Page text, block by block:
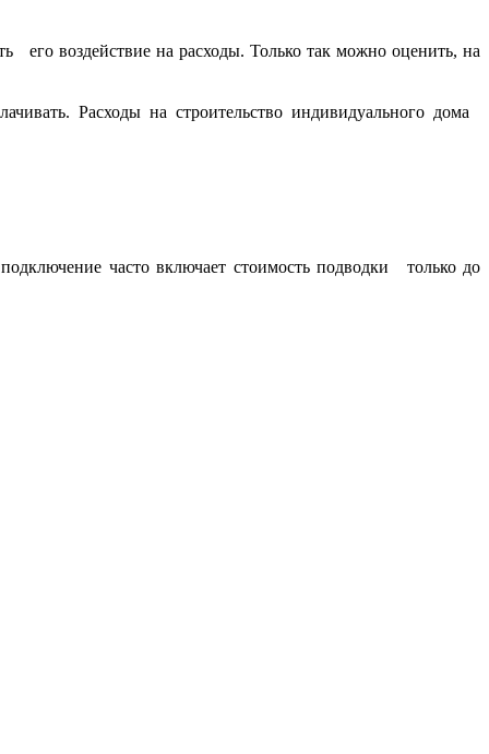
его воздействие на расходы. Только так можно оценить, на
Расходы на строительство индивидуального дома
часто включает стоимость подводки только до